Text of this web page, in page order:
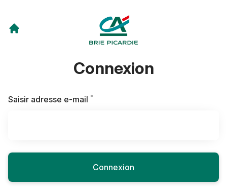
Connexion
Saisir adresse e-mail *
Connexion